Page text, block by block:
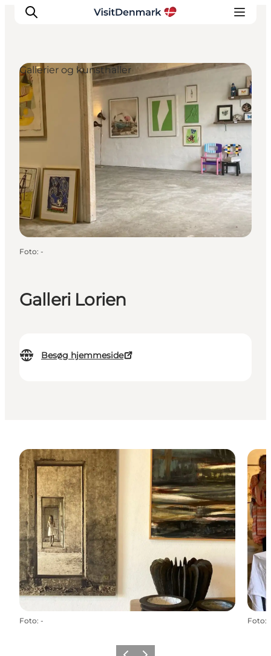
Inspiration
Destinationer
Oplevelser
Overnatning
Planlæg ferien
Galleri Lorien
Besøg hjemmeside
Gallerier og kunsthaller
Foto: -
Foto: - Foto: